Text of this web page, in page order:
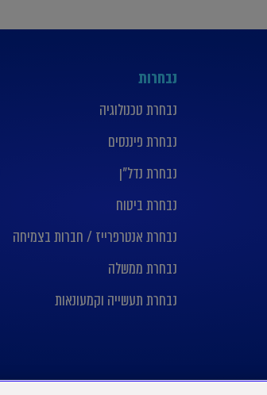
נבחרות
נבחרת טכנולוגיה
נבחרת פיננסים
נבחרת נדל”ן
נבחרת ביטוח
נבחרת אנטרפרייז / חברות בצמיחה
נבחרת ממשלה
נבחרת תעשייה וקמעונאות